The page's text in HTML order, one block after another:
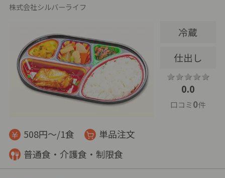
株式会社シルバーライフ
冷蔵
仕出し
0.0
口コミ0件
508円～/1食
単品注文
普通食・介護食・制限食